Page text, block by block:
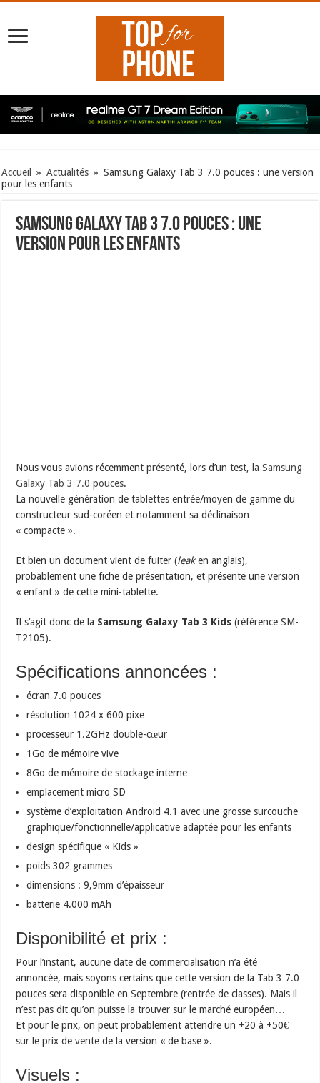
Accueil » Actualités » Samsung Galaxy Tab 3 7.0 pouces : une version
pour les enfants
Samsung Galaxy Tab 3 7.0 pouces : une
version pour les enfants
Nous vous avions récemment présenté, lors d’un test, laSamsung
Galaxy Tab 3 7.0 pouces.
La nouvelle génération de tablettes entrée/moyen de gamme du
constructeur sud-coréen et notamment sa déclinaison
« compacte ».
Et bien un document vient de fuiter (leaken anglais),
probablement une fiche de présentation, et présente une version
« enfant » de cette mini-tablette.
Il s’agit donc de la Samsung Galaxy Tab 3 Kids(référence SM-
T2105).
Spécifications annoncées :
écran 7.0 pouces
résolution 1024 x 600 pixe
processeur 1.2GHz double-cœur
1Go de mémoire vive
8Go de mémoire de stockage interne
emplacement micro SD
système d’exploitation Android 4.1 avec une grosse surcouche
graphique/fonctionnelle/applicative adaptée pour les enfants
design spécifique « Kids »
poids 302 grammes
dimensions : 9,9mm d’épaisseur
batterie 4.000 mAh
Disponibilité et prix :
Pour l’instant, aucune date de commercialisation n’a été
annoncée, mais soyons certains que cette version de la Tab 3 7.0
pouces sera disponible en Septembre (rentrée de classes). Mais il
n’est pas dit qu’on puisse la trouver sur le marché européen…
Et pour le prix, on peut probablement attendre un +20 à +50€
sur le prix de vente de la version « de base ».
Visuels :